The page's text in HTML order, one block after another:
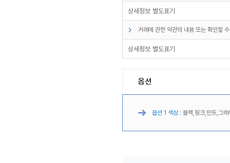
상세정보 별도표기
거래에 관한 약관의 내용 또는 확인할
상세정보 별도표기
옵션
옵션 1 색상 : 블랙,핑크,민트,그